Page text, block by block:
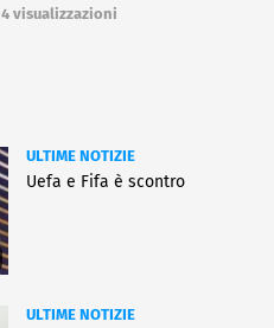
4 visualizzazioni
ULTIME NOTIZIE
Uefa e Fifa è scontro
ULTIME NOTIZIE